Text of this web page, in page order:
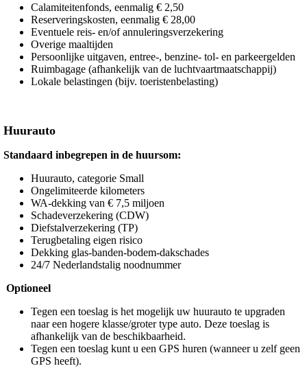
Calamiteitenfonds, eenmalig € 2,50
Reserveringskosten, eenmalig € 28,00
Eventuele reis- en/of annuleringsverzekering
Overige maaltijden
Persoonlijke uitgaven, entree-, benzine- tol- en parkeergelden
Ruimbagage (afhankelijk van de luchtvaartmaatschappij)
Lokale belastingen (bijv. toeristenbelasting)
Huurauto
Standaard inbegrepen in de huursom:
Huurauto, categorie Small
Ongelimiteerde kilometers
WA-dekking van € 7,5 miljoen
Schadeverzekering (CDW)
Diefstalverzekering (TP)
Terugbetaling eigen risico
Dekking glas-banden-bodem-dakschades
24/7 Nederlandstalig noodnummer
Optioneel
Tegen een toeslag is het mogelijk uw huurauto te upgraden
naar een hogere klasse/groter type auto. Deze toeslag is
afhankelijk van de beschikbaarheid.
Tegen een toeslag kunt u een GPS huren (wanneer u zelf geen
GPS heeft).